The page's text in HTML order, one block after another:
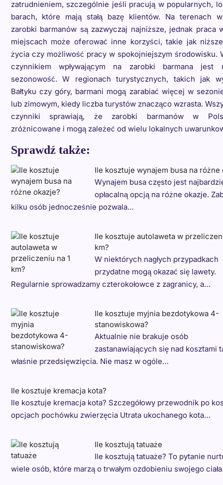
zatrudnieniem, szczególnie jeśli pracują w popularnych,
barach, które mają stałą bazę klientów. Na terenach
zarobki barmanów są zazwyczaj najniższe, jednak praca
miejscach może oferować inne korzyści, takie jak
życia czy możliwość pracy w spokojniejszym środowisku.
czynnikiem wpływającym na zarobki barmana jest
sezonowość. W regionach turystycznych, takich jak
Bałtyku czy góry, barmani mogą zarabiać więcej w
lub zimowym, kiedy liczba turystów znacząco wzrasta.
czynniki sprawiają, że zarobki barmanów w
zróżnicowane i mogą zależeć od wielu lokalnych
Sprawdź także:
Ile kosztuje wynajem busa na różne
Wynajem busa często jest
opłacalną opcją na różne okazje.
kilku osób jednocześnie pozwala…
Ile kosztuje autolaweta w
km?
W niektórych nagłych przypadkach
przydatne mogą okazać się lawety.
Regularnie sprowadzamy czterokołowce z zagranicy, a…
Ile kosztuje myjnia bezdotykowa 4-
stanowiskowa?
Aktualnie nie brakuje osób
zastanawiających się nad kosztami
właśnie przedsięwzięcia. Nie masz w ogóle…
Ile kosztuje kremacja kota?
Ile kosztuje kremacja kota? Szczegółowy przewodnik po
opcjach pochówku zwierzęcia Utrata ukochanego kota…
Ile kosztują tatuaże
Ile kosztują tatuaże? To pytanie
wiele osób, które marzą o trwałym ozdobieniu swojego